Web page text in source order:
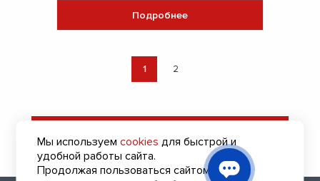
Подробнее
1 2
на подбор пружин
Мы используемcookies для быстрой и
удобной работы сайта.
Продолжая пользоваться сайтом, вы